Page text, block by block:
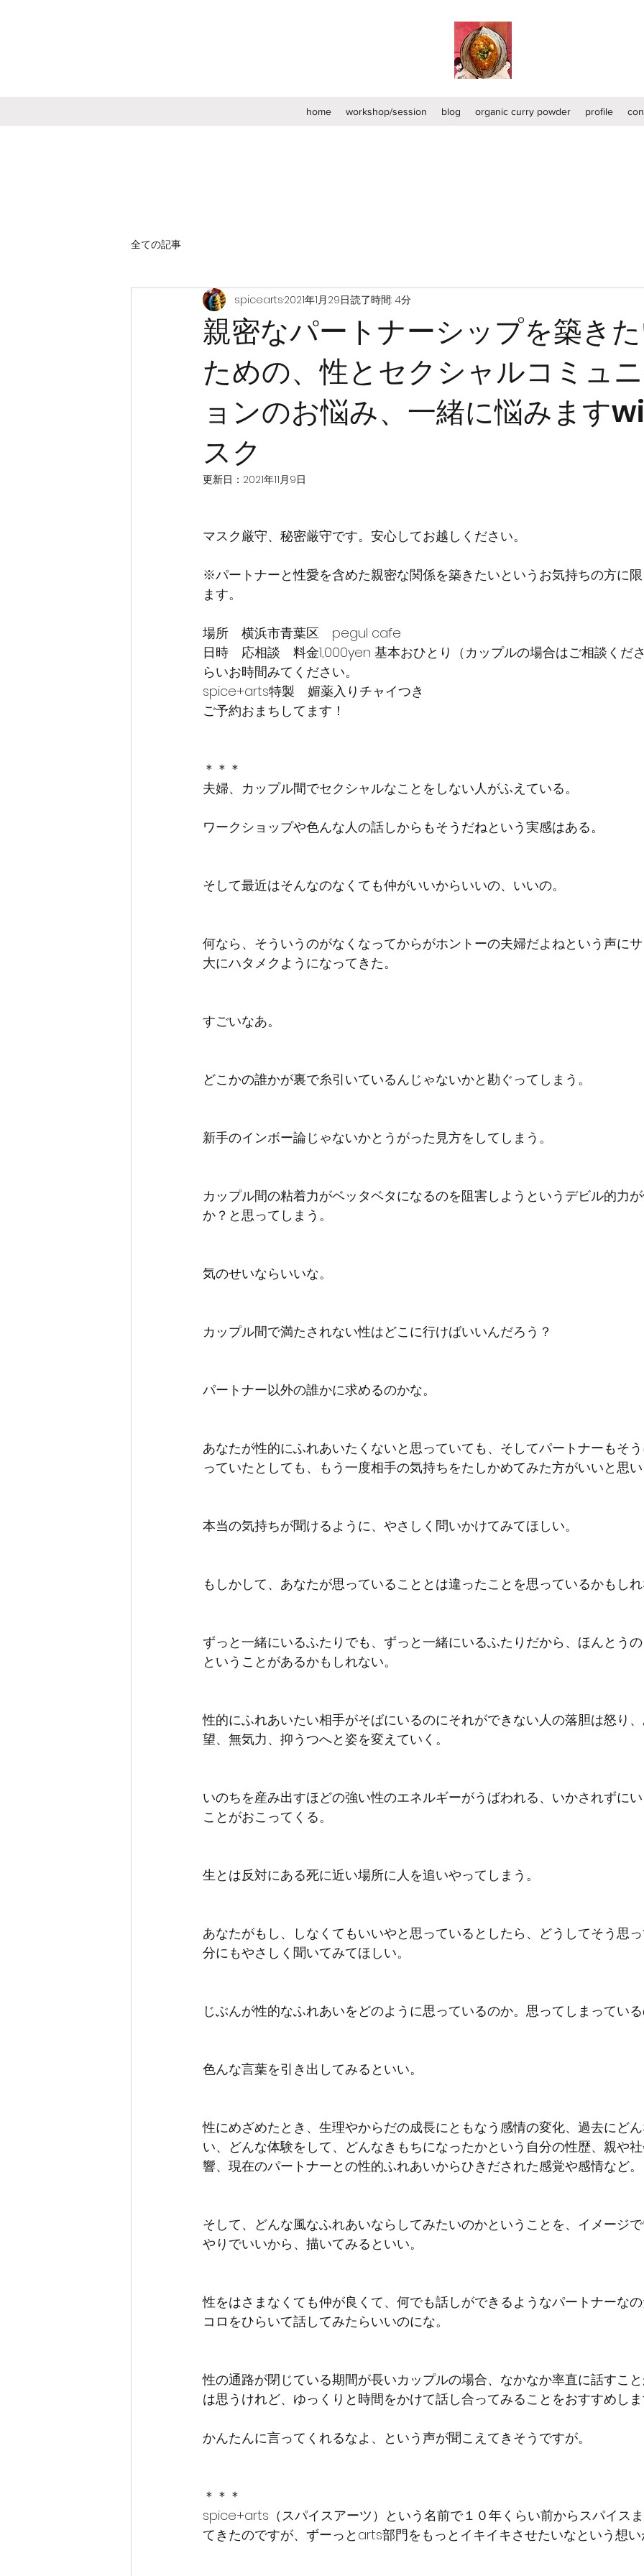
home workshop/session blog organic curry powder profile
全ての記事
親密なパートナーシップを築き
ための、性とセクシャルコミュ
ョンのお悩み、一緒に悩みます
スク
spicearts2021年1月29日読了時間: 4分
更新日： 2021年11月9日
マスク厳守、秘密厳守です。安心してお越しください。
※パートナーと性愛を含めた親密な関係を築きたいというお気持ちの方に
ます。
場所　横浜市青葉区　pegul cafe
日時　応相談　料金1,000yen 基本おひとり（カップルの場合はご相談くだ
らいお時間みてください。
spice+arts特製　媚薬入りチャイつき
ご予約おまちしてます！
＊＊＊
夫婦、カップル間でセクシャルなことをしない人がふえている。
ワークショップや色んな人の話しからもそうだねという実感はある。
そして最近はそんなのなくても仲がいいからいいの、いいの。
何なら、そういうのがなくなってからがホントーの夫婦だよねという声に
大にハタメクようになってきた。
すごいなあ。
どこかの誰かが裏で糸引いているんじゃないかと勘ぐってしまう。
新手のインボー論じゃないかとうがった見方をしてしまう。
カップル間の粘着力がベッタベタになるのを阻害しようというデビル的力
か？と思ってしまう。
気のせいならいいな。
カップル間で満たされない性はどこに行けばいいんだろう？
パートナー以外の誰かに求めるのかな。
あなたが性的にふれあいたくないと思っていても、そしてパートナーもそ
っていたとしても、もう一度相手の気持ちをたしかめてみた方がいいと思い
本当の気持ちが聞けるように、やさしく問いかけてみてほしい。
もしかして、あなたが思っていることとは違ったことを思っているかもしれ
ずっと一緒にいるふたりでも、ずっと一緒にいるふたりだから、ほんとう
ということがあるかもしれない。
性的にふれあいたい相手がそばにいるのにそれができない人の落胆は怒り
望、無気力、抑うつへと姿を変えていく。
いのちを産み出すほどの強い性のエネルギーがうばわれる、いかされずに
ことがおこってくる。
生とは反対にある死に近い場所に人を追いやってしまう。
あなたがもし、しなくてもいいやと思っているとしたら、どうしてそう思
分にもやさしく聞いてみてほしい。
じぶんが性的なふれあいをどのように思っているのか。思ってしまっている
色んな言葉を引き出してみるといい。
性にめざめたとき、生理やからだの成長にともなう感情の変化、過去にど
い、どんな体験をして、どんなきもちになったかという自分の性歴、親や
響、現在のパートナーとの性的ふれあいからひきだされた感覚や感情など。
そして、どんな風なふれあいならしてみたいのかということを、イメージ
やりでいいから、描いてみるといい。
性をはさまなくても仲が良くて、何でも話しができるようなパートナーな
コロをひらいて話してみたらいいのにな。
性の通路が閉じている期間が長いカップルの場合、なかなか率直に話すこ
は思うけれど、ゆっくりと時間をかけて話し合ってみることをおすすめしま
かんたんに言ってくれるなよ、という声が聞こえてきそうですが。
＊＊＊
spice+arts（スパイスアーツ）という名前で１０年くらい前からスパイス
てきたのですが、ずーっとarts部門をもっとイキイキさせたいなという想い